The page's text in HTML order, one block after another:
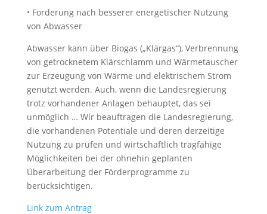
• Forderung nach besserer energetischer Nutzung
von Abwasser
Abwasser kann über Biogas („Klärgas“), Verbrennung
von getrocknetem Klärschlamm und Wärmetauscher
zur Erzeugung von Wärme und elektrischem Strom
genutzt werden. Auch, wenn die Landesregierung
trotz vorhandener Anlagen behauptet, das sei
unmöglich … Wir beauftragen die Landesregierung,
die vorhandenen Potentiale und deren derzeitige
Nutzung zu prüfen und wirtschaftlich tragfähige
Möglichkeiten bei der ohnehin geplanten
Überarbeitung der Förderprogramme zu
berücksichtigen.
Link zum Antrag